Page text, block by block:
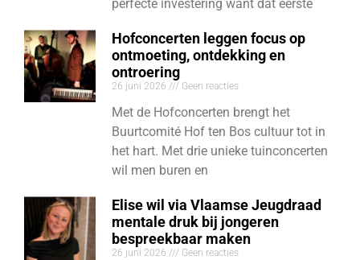
perfecte investering want dat eerste
Hofconcerten leggen focus op
ontmoeting, ontdekking en
ontroering
26 juni 2026 Geen reacties
Met de Hofconcerten brengt het
Buurtcomité Hof ten Bos cultuur tot in
het hart. Met drie unieke tuinconcerten
wil men buren en
Elise wil via Vlaamse Jeugdraad
mentale druk bij jongeren
bespreekbaar maken
26 juni 2026 Geen reacties